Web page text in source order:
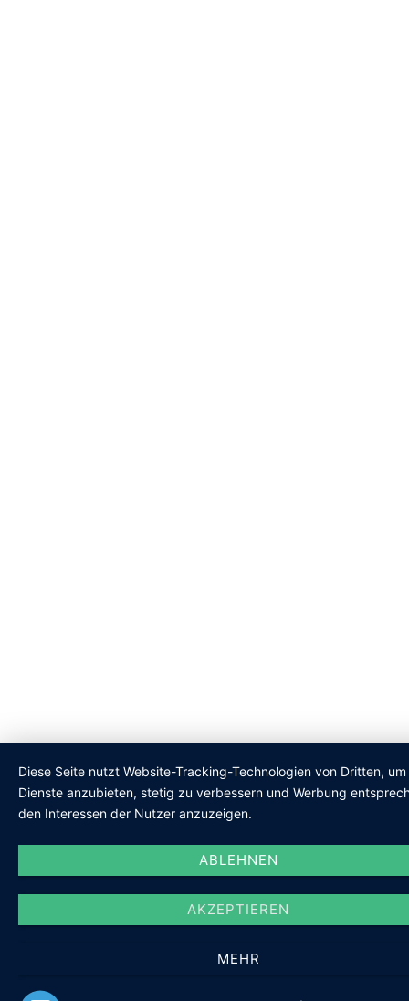
Diese Seite nutzt Website-Tracking-Technologien von Dritten, um
Dienste anzubieten, stetig zu verbessern und Werbung
den Interessen der Nutzer anzuzeigen.
ABLEHNEN
AKZEPTIEREN
MEHR